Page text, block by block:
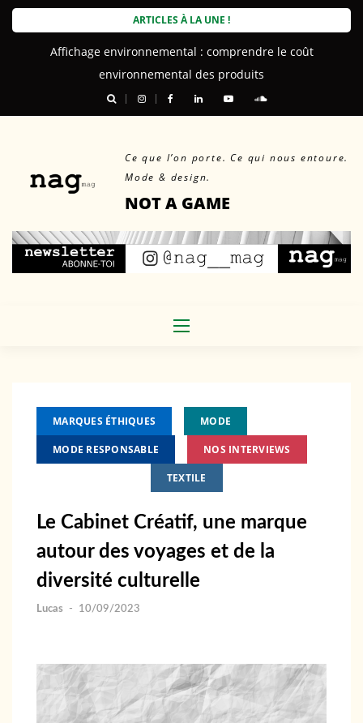
Skip
ARTICLES À LA UNE !
Affichage environnemental : comprendre le coût
environnemental des produits
Ce que l’on porte. Ce qui nous entoure.
Mode & design.
NOT A GAME
MARQUES ÉTHIQUES MODE
MODE RESPONSABLE NOS INTERVIEWS
TEXTILE
Le Cabinet Créatif, une marque
autour des voyages et de la
diversité culturelle
Lucas - 10/09/2023